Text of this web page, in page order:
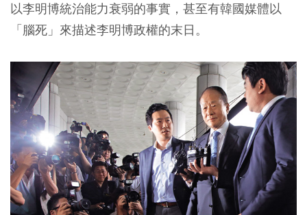
以李明博統治能力衰弱的事實，甚至有韓國媒體以
「腦死」來描述李明博政權的末日。